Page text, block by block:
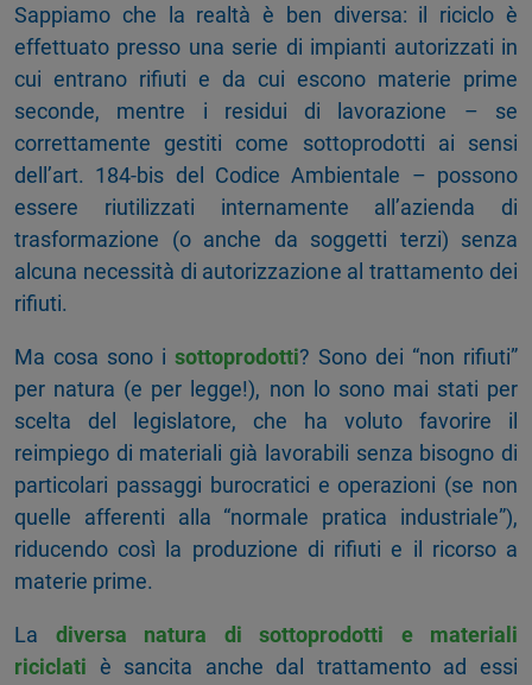
Sappiamo che la realtà è ben diversa: il riciclo è
effettuato presso una serie di impianti autorizzati in
cui entrano rifiuti e da cui escono materie prime
seconde, mentre i residui di lavorazione – se
correttamente gestiti come sottoprodotti ai sensi
dell’art. 184-bis del Codice Ambientale – possono
essere riutilizzati internamente all’azienda di
trasformazione (o anche da soggetti terzi) senza
alcuna necessità di autorizzazione al trattamento dei
rifiuti.
Ma cosa sono i sottoprodotti? Sono dei “non rifiuti”
per natura (e per legge!), non lo sono mai stati per
scelta del legislatore, che ha voluto favorire il
reimpiego di materiali già lavorabili senza bisogno di
particolari passaggi burocratici e operazioni (se non
quelle afferenti alla “normale pratica industriale”),
riducendo così la produzione di rifiuti e il ricorso a
materie prime.
La diversa natura di sottoprodotti e materiali
riciclati è sancita anche dal trattamento ad essi